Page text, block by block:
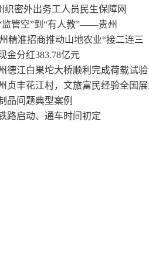
织密外出务工人员民生保障网
监管空”到“有人教”——贵州
精准招商推动山地农业“接二连三
金分红383.78亿元
德江白果坨大桥顺利完成荷载试验
贞丰花江村，文旅富民经验全国展
品问题典型案例
路启动、通车时间初定